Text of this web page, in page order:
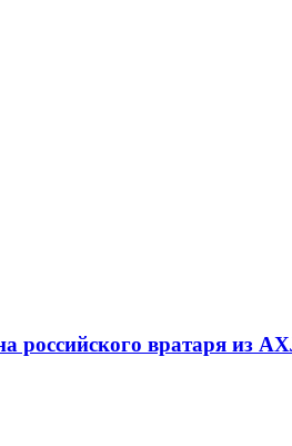
российского вратаря из